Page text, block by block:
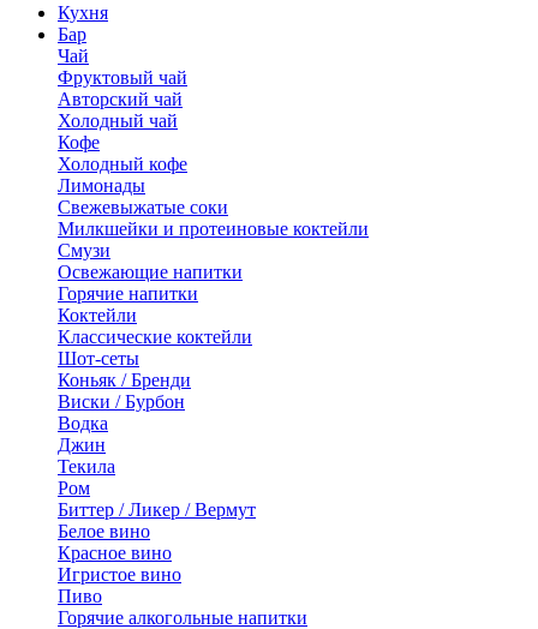
Кухня
Бар
Чай
Фруктовый чай
Авторский чай
Холодный чай
Кофе
Холодный кофе
Лимонады
Свежевыжатые соки
Милкшейки и протеиновые коктейли
Смузи
Освежающие напитки
Горячие напитки
Коктейли
Классические коктейли
Шот-сеты
Коньяк / Бренди
Виски / Бурбон
Водка
Джин
Текила
Ром
Биттер / Ликер / Вермут
Белое вино
Красное вино
Игристое вино
Пиво
Горячие алкогольные напитки